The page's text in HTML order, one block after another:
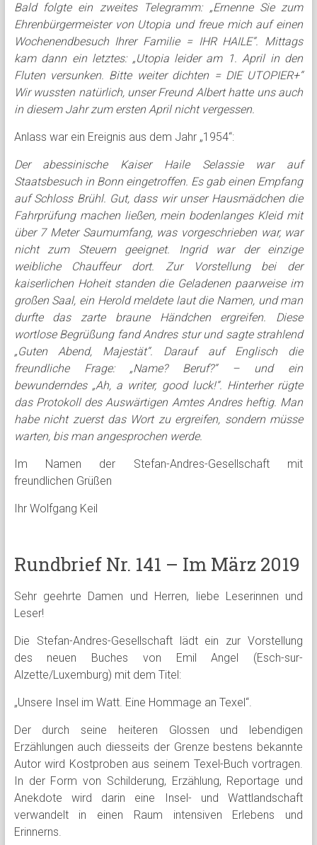
Bald folgte ein zweites Telegramm: „Ernenne Sie zum
Ehrenbürgermeister von Utopia und freue mich auf einen
Wochenendbesuch Ihrer Familie = IHR HAILE“. Mittags
kam dann ein letztes: „Utopia leider am 1. April in den
Fluten versunken. Bitte weiter dichten = DIE UTOPIER+“
Wir wussten natürlich, unser Freund Albert hatte uns auch
in diesem Jahr zum ersten April nicht vergessen.
Anlass war ein Ereignis aus dem Jahr „1954“:
Der abessinische Kaiser Haile Selassie war auf
Staatsbesuch in Bonn eingetroffen. Es gab einen Empfang
auf Schloss Brühl. Gut, dass wir unser Hausmädchen die
Fahrprüfung machen ließen, mein bodenlanges Kleid mit
über 7 Meter Saumumfang, was vorgeschrieben war, war
nicht zum Steuern geeignet. Ingrid war der einzige
weibliche Chauffeur dort. Zur Vorstellung bei der
kaiserlichen Hoheit standen die Geladenen paarweise im
großen Saal, ein Herold meldete laut die Namen, und man
durfte das zarte braune Händchen ergreifen. Diese
wortlose Begrüßung fand Andres stur und sagte strahlend
„Guten Abend, Majestät“. Darauf auf Englisch die
freundliche Frage: „Name? Beruf?“ – und ein
bewunderndes „Ah, a writer, good luck!“. Hinterher rügte
das Protokoll des Auswärtigen Amtes Andres heftig. Man
habe nicht zuerst das Wort zu ergreifen, sondern müsse
warten, bis man angesprochen werde.
Im Namen der Stefan-Andres-Gesellschaft mit
freundlichen Grüßen
Ihr Wolfgang Keil
Rundbrief Nr. 141 – Im März 2019
Sehr geehrte Damen und Herren, liebe Leserinnen und
Leser!
Die Stefan-Andres-Gesellschaft lädt ein zur Vorstellung
des neuen Buches von Emil Angel (Esch-sur-
Alzette/Luxemburg) mit dem Titel:
„Unsere Insel im Watt. Eine Hommage an Texel“.
Der durch seine heiteren Glossen und lebendigen
Erzählungen auch diesseits der Grenze bestens bekannte
Autor wird Kostproben aus seinem Texel-Buch vortragen.
In der Form von Schilderung, Erzählung, Reportage und
Anekdote wird darin eine Insel- und Wattlandschaft
verwandelt in einen Raum intensiven Erlebens und
Erinnerns.